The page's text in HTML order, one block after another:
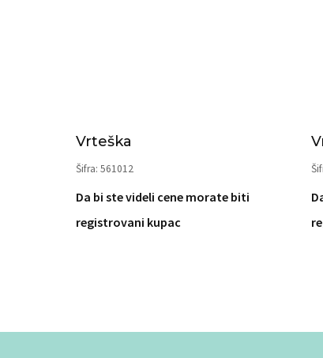
Vrteška
Šifra: 561012
Da bi ste videli cene morate biti
registrovani kupac